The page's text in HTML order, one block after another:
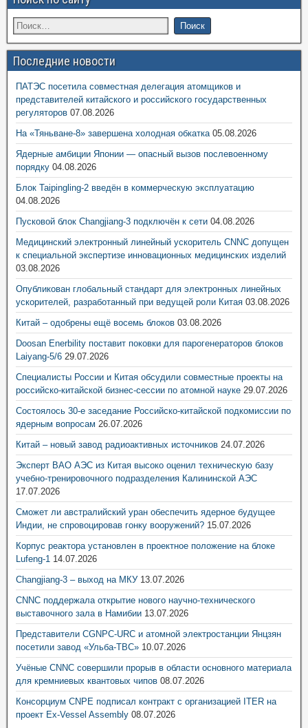
Последние новости
ПАТЭС посетила совместная делегация атомщиков и
представителей китайского и российского государственных
регуляторов 07.08.2026
На «Тяньване-8» завершена холодная обкатка 05.08.2026
Ядерные амбиции Японии — опасный вызов послевоенному
порядку 04.08.2026
Блок Taipingling-2 введён в коммерческую эксплуатацию
04.08.2026
Пусковой блок Changjiang-3 подключён к сети 04.08.2026
Медицинский электронный линейный ускоритель CNNC допущен
к специальной экспертизе инновационных медицинских изделий
03.08.2026
Опубликован глобальный стандарт для электронных линейных
ускорителей, разработанный при ведущей роли Китая 03.08.2026
Китай – одобрены ещё восемь блоков 03.08.2026
Doosan Enerbility поставит поковки для парогенераторов блоков
Laiyang-5/6 29.07.2026
Специалисты России и Китая обсудили совместные проекты на
российско-китайской бизнес-сессии по атомной науке 29.07.2026
Состоялось 30-е заседание Российско-китайской подкомиссии по
ядерным вопросам 26.07.2026
Китай – новый завод радиоактивных источников 24.07.2026
Эксперт ВАО АЭС из Китая высоко оценил техническую базу
учебно-тренировочного подразделения Калининской АЭС
17.07.2026
Сможет ли австралийский уран обеспечить ядерное будущее
Индии, не спровоцировав гонку вооружений? 15.07.2026
Корпус реактора установлен в проектное положение на блоке
Lufeng-1 14.07.2026
Changjiang-3 – выход на МКУ 13.07.2026
CNNC поддержала открытие нового научно-технического
выставочного зала в Намибии 13.07.2026
Представители CGNPC-URC и атомной электростанции Янцзян
посетили завод «Ульба-ТВС» 10.07.2026
Учёные CNNC совершили прорыв в области основного материала
для кремниевых квантовых чипов 08.07.2026
Консорциум CNPE подписал контракт с организацией ITER на
проект Ex-Vessel Assembly 08.07.2026